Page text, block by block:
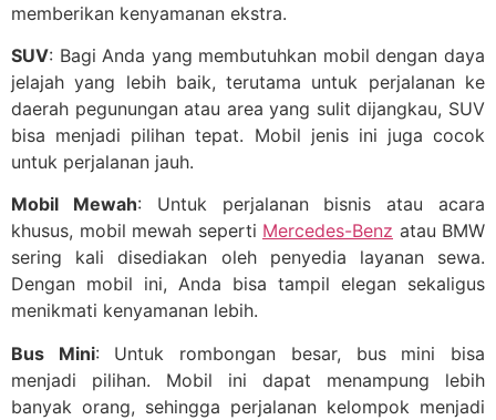
memberikan kenyamanan ekstra.
SUV: Bagi Anda yang membutuhkan mobil dengan daya
jelajah yang lebih baik, terutama untuk perjalanan ke
daerah pegunungan atau area yang sulit dijangkau, SUV
bisa menjadi pilihan tepat. Mobil jenis ini juga cocok
untuk perjalanan jauh.
Mobil Mewah: Untuk perjalanan bisnis atau acara
khusus, mobil mewah seperti Mercedes-Benz atau BMW
sering kali disediakan oleh penyedia layanan sewa.
Dengan mobil ini, Anda bisa tampil elegan sekaligus
menikmati kenyamanan lebih.
Bus Mini: Untuk rombongan besar, bus mini bisa
menjadi pilihan. Mobil ini dapat menampung lebih
banyak orang, sehingga perjalanan kelompok menjadi